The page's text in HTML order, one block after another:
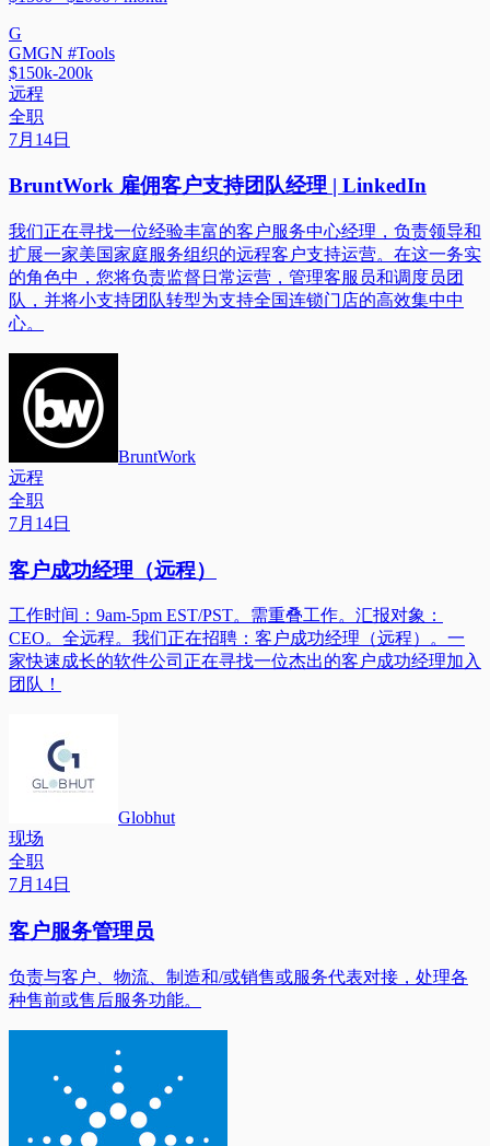
G
GMGN #Tools
$150k-200k
远程
全职
7月14日
BruntWork 雇佣客户支持团队经理 | LinkedIn
我们正在寻找一位经验丰富的客户服务中心经理，负责领导和
扩展一家美国家庭服务组织的远程客户支持运营。在这一务实
的角色中，您将负责监督日常运营，管理客服员和调度员团
队，并将小支持团队转型为支持全国连锁门店的高效集中中
心。
BruntWork
远程
全职
7月14日
客户成功经理（远程）
工作时间：9am-5pm EST/PST。需重叠工作。汇报对象：
CEO。全远程。我们正在招聘：客户成功经理（远程）。一
家快速成长的软件公司正在寻找一位杰出的客户成功经理加入
团队！
Globhut
现场
全职
7月14日
客户服务管理员
负责与客户、物流、制造和/或销售或服务代表对接，处理各
种售前或售后服务功能。